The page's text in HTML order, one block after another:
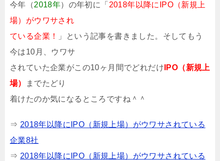
今年（2018年）の年初に「 2018年以降にIPO（新規上
場）がウワサされ
ている企業！
」という記事を書きました。そしてもう
今は10月、ウワサ
されていた企業がこの10ヶ月間でどれだけ IPO（新規上
場）
までたどり
着けたのか気になるところですね＾＾
⇒ 2018年以降にIPO（新規上場）がウワサされている
企業8社
⇒ 2018年以降にIPO（新規上場）がウワサされている